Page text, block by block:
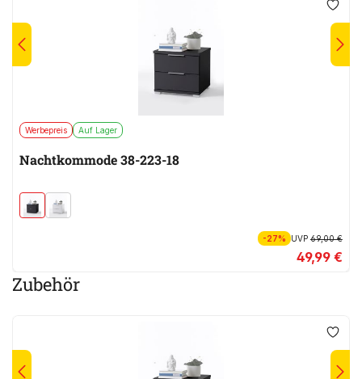
Werbepreis Auf Lager
Nachtkommode 38-223-18
-27% UVP69,00 €
49,99 €
Zubehör